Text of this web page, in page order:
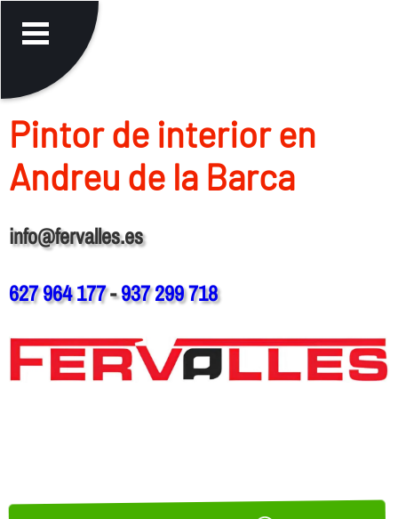
Pintor de interior en
Andreu de la Barca
info@fervalles.es
627 964 177-937 299 718